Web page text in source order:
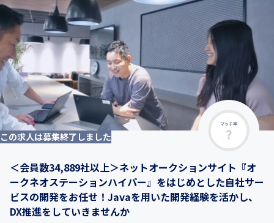
マッチ率
この求人は募集終了しました
＜会員数34,889社以上＞ネットオークションサイト『オ
ークネオステーションハイパー』をはじめとした自社サー
ビスの開発をお任せ！Javaを用いた開発経験を活かし、
DX推進をしていきませんか